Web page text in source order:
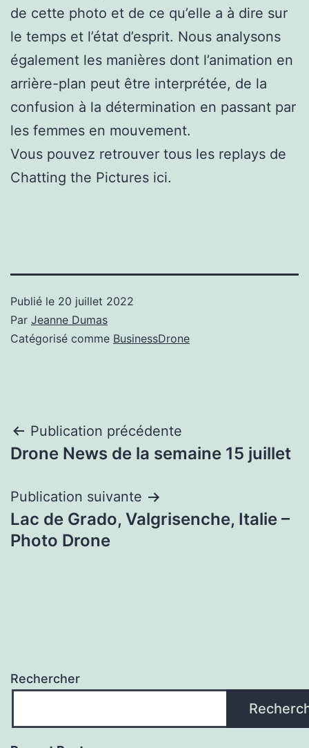
de cette photo et de ce qu’elle a à dire sur
le temps et l’état d’esprit. Nous analysons
également les manières dont l’animation en
arrière-plan peut être interprétée, de la
confusion à la détermination en passant par
les femmes en mouvement.
Vous pouvez retrouver tous les replays de
Chatting the Pictures ici.
Publié le 20 juillet 2022
Par Jeanne Dumas
Catégorisé comme BusinessDrone
Navigation
de
l’article
Publication précédente
Drone News de la semaine 15 juillet
Publication suivante
Lac de Grado, Valgrisenche, Italie –
Photo Drone
Rechercher